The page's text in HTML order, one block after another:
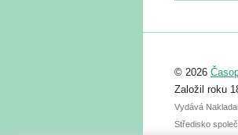
abstraktu
posteru je
© 2026
Založil roku
Vydává
Středisko